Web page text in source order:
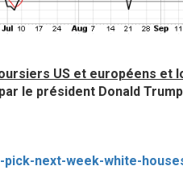
US et européens et
le président Donald